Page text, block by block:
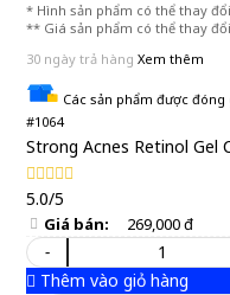
* Hình sản phẩm có thể thay
** Giá sản phẩm có thể thay
30 ngày trả hàng Xem thêm
Các sản phẩm được
#1064
Strong Acnes Retinol Gel
5.0/5
Giá bán: 269,000 đ
-
Thêm vào giỏ hàng